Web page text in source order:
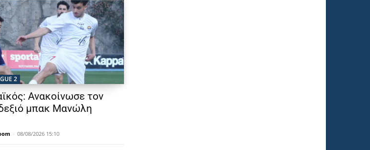
2
Ανακοίνωσε τον
μπακ Μανώλη
- 08/08/2026 15:10